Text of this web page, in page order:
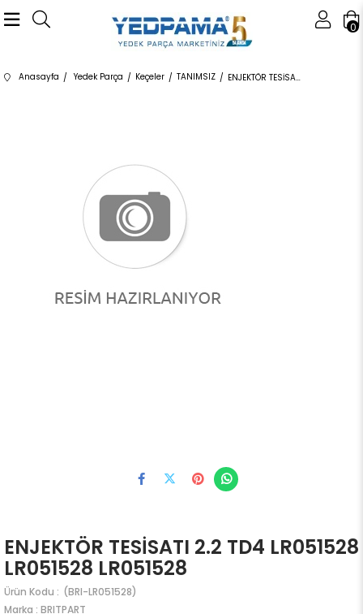
0
Anasayfa Yedek Parça Keçeler TANIMSIZ ENJEKTÖR TESİSATI 2.2 TD4 LR051528 LR051528 LR051528
ENJEKTÖR TESİSATI 2.2 TD4 LR051528
LR051528 LR051528
(BRI-LR051528)
Marka : BRITPART